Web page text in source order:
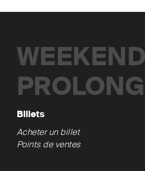
WEEKEND
Billets
Acheter un billet
Points de ventes